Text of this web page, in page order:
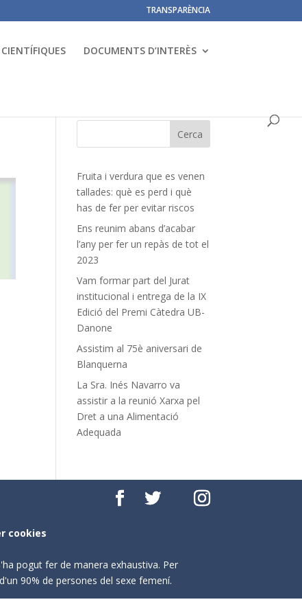
TRANSPARÈNCIA
DOCUMENTS D’INTERÈS
Fruita i verdura que es venen
tallades: què es perd i què
has de fer per evitar riscos
Ens reunim abans d’acabar
l’any per fer un repàs de tot el
2023
Vam formar part del Jurat
institucional i entrega de la IX
Edició del Premi Càtedra UB-
Danone
Assistim al 75è aniversari de
Blanquerna
La Sra. Inés Navarro va
assistir a la reunió Xarxa pel
Dret a una Alimentació
Adequada
cookies
pogut fer de manera exhaustiva. Per
90% de persones del sexe femení.